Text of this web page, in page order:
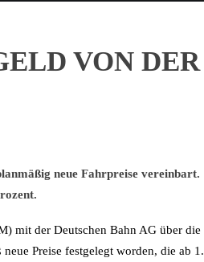
VON DER
neue Fahrpreise vereinbart.
mit der Deutschen Bahn AG über die
Preise festgelegt worden, die ab 1.